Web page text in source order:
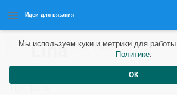
Идеи для вязания
Lina5 лет назад
Профиль
Мы используем куки и метрики для работы
Политике.
ОК